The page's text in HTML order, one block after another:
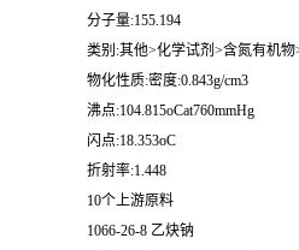
分子量:155.194
类别:其他>化学试剂>含氮有机物
物化性质:密度:0.843g/cm3
沸点:104.815oCat760mmHg
闪点:18.353oC
折射率:1.448
10个上游原料
1066-26-8 乙炔钠